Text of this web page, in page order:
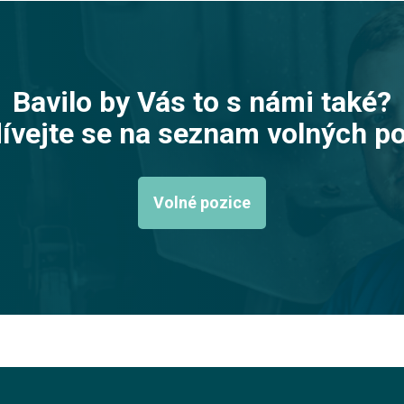
Bavilo by Vás to s námi také?
se na seznam volných
Volné pozice